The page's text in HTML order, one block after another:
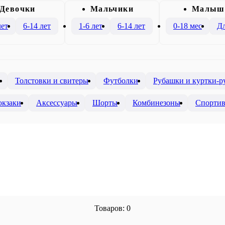
Девочки
6-14 лет
Mальчики
1-6 лет
6-14 лет
0-18 мес
Толстовки и свитеры Футболки Рубашки и куртки-
Аксессуары Шорты Комбинезоны
Товаров: 0